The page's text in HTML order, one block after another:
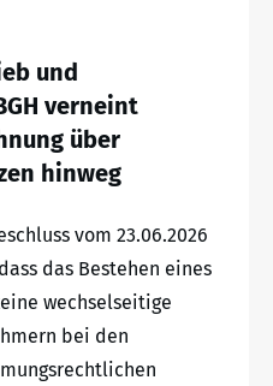
und
verneint
über
hinweg
vom 23.06.2026
das Bestehen eines
wechselseitige
bei den